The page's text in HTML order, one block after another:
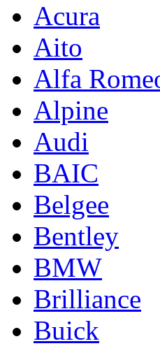
Acura
Aito
Alfa
Alpine
Audi
BAIC
Belgee
Bentley
BMW
Brilliance
Buick